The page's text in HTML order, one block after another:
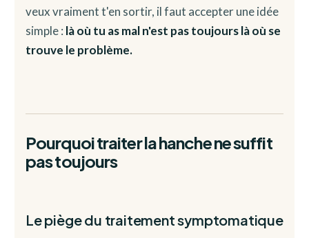
veux vraiment t'en sortir, il faut accepter une idée
simple : là où tu as mal n'est pas toujours là où se
trouve le problème.
Pourquoi traiter la hanche ne suffit
pas toujours
Le piège du traitement symptomatique